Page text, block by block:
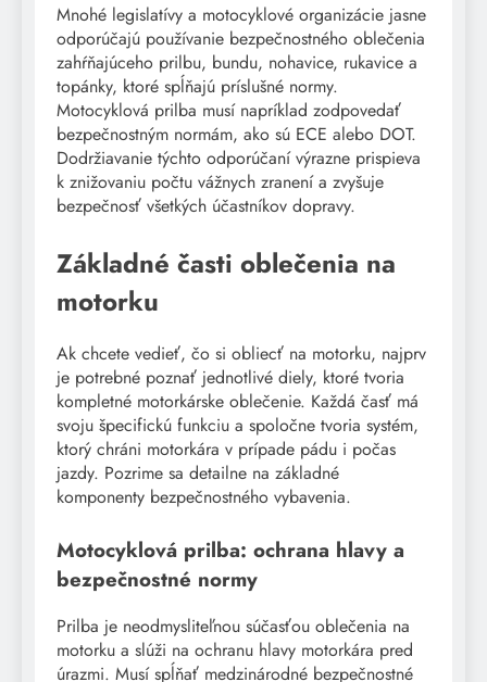
Mnohé legislatívy a motocyklové organizácie jasne
odporúčajú používanie bezpečnostného oblečenia
zahŕňajúceho prilbu, bundu, nohavice, rukavice a
topánky, ktoré spĺňajú príslušné normy.
Motocyklová prilba musí napríklad zodpovedať
bezpečnostným normám, ako sú ECE alebo DOT.
Dodržiavanie týchto odporúčaní výrazne prispieva
k znižovaniu počtu vážnych zranení a zvyšuje
bezpečnosť všetkých účastníkov dopravy.
Základné časti oblečenia na
motorku
Ak chcete vedieť, čo si obliecť na motorku, najprv
je potrebné poznať jednotlivé diely, ktoré tvoria
kompletné motorkárske oblečenie. Každá časť má
svoju špecifickú funkciu a spoločne tvoria systém,
ktorý chráni motorkára v prípade pádu i počas
jazdy. Pozrime sa detailne na základné
komponenty bezpečnostného vybavenia.
Motocyklová prilba: ochrana hlavy a
bezpečnostné normy
Prilba je neodmysliteľnou súčasťou oblečenia na
motorku a slúži na ochranu hlavy motorkára pred
úrazmi. Musí spĺňať medzinárodné bezpečnostné